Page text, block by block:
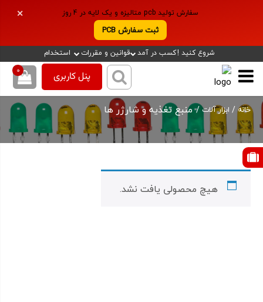
✕ سفارش تولید pcb متالیزه و یک لایه در 4 روز
ثبت سفارش PCB
شروع کنید !کسب در آمد قوانین و مقررات استخدام
پنل کاربری 0
خانه/ ابزار آلات/منبع تغذیه و شارژر ها
هیچ محصولی یافت نشد.